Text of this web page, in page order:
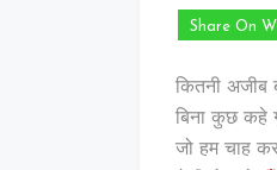
Share On
कितनी अजीब
बिना कुछ कहे
जो हम चाह